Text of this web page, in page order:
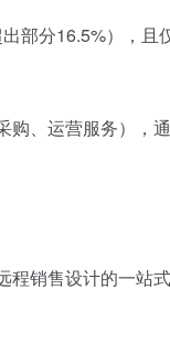
部分16.5%），
、运营服务），
销售设计的一站